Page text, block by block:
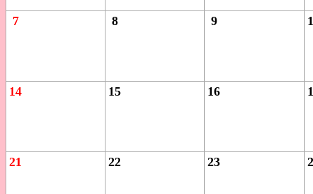
7 8 9
14 15 16
21 22 23